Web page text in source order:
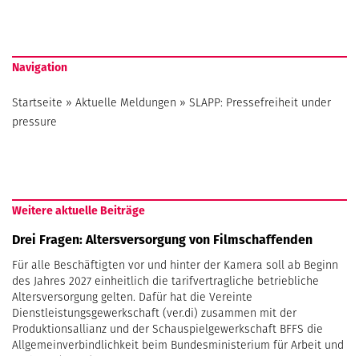
Navigation
Startseite » Aktuelle Meldungen » SLAPP: Pressefreiheit under
pressure
Weitere aktuelle Beiträge
Drei Fragen: Altersversorgung von Filmschaffenden
Für alle Beschäftigten vor und hinter der Kamera soll ab Beginn
des Jahres 2027 einheitlich die tarifvertragliche betriebliche
Altersversorgung gelten. Dafür hat die Vereinte
Dienstleistungsgewerkschaft (ver.di) zusammen mit der
Produktionsallianz und der Schauspielgewerkschaft BFFS die
Allgemeinverbindlichkeit beim Bundesministerium für Arbeit und